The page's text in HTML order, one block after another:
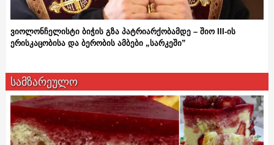
ვიოლონჩელისტი ბიჭის გზა პატრიარქობამდე – შიო III-ის
ერისკაცობისა და ბერობის ამბები „სარკეში”
სამზარეულო